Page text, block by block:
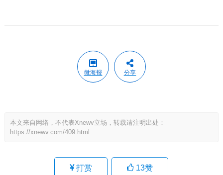
微海报 分享
本文来自网络，不代表Xnewv立场，转载请注明出处：
https://xnewv.com/409.html
打赏 13赞